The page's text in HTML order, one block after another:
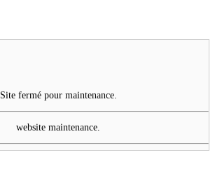
Site fermé pour maintenance.
website maintenance.